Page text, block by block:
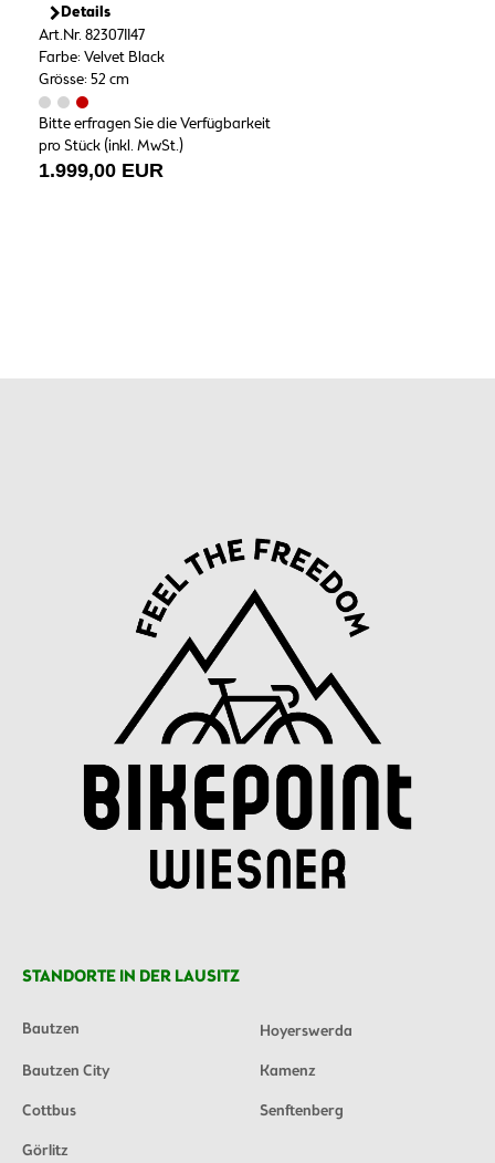
Details
Art.Nr. 823071147
Farbe: Velvet Black
Grösse: 52 cm
Bitte erfragen Sie die Verfügbarkeit
pro Stück (inkl. MwSt.)
1.999,00 EUR
STANDORTE IN DER LAUSITZ
Bautzen
Hoyerswerda
Bautzen City
Kamenz
Cottbus
Senftenberg
Görlitz